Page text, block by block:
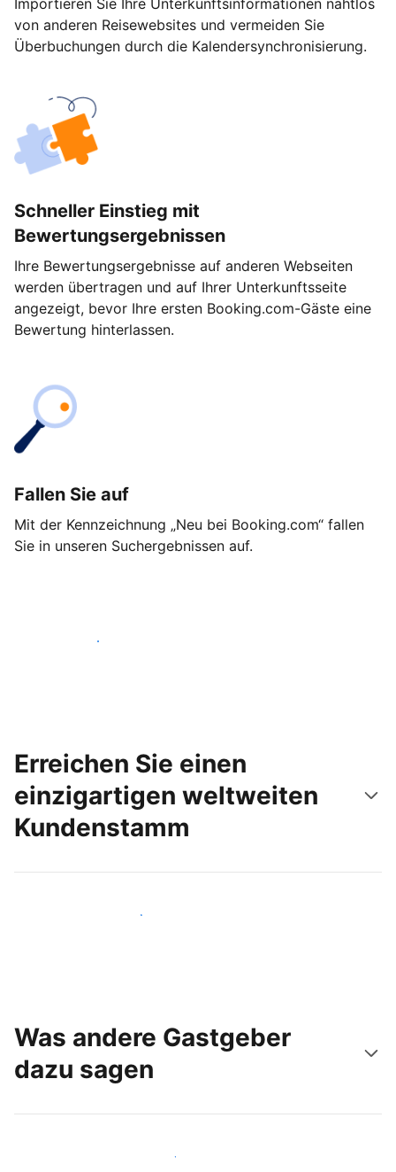
Importieren Sie Ihre Unterkunftsinformationen nahtlos
von anderen Reisewebsites und vermeiden Sie
Überbuchungen durch die Kalendersynchronisierung.
Schneller Einstieg mit
Bewertungsergebnissen
Ihre Bewertungsergebnisse auf anderen Webseiten
werden übertragen und auf Ihrer Unterkunftsseite
angezeigt, bevor Ihre ersten Booking.com-Gäste eine
Bewertung hinterlassen.
Fallen Sie auf
Mit der Kennzeichnung „Neu bei Booking.com“ fallen
Sie in unseren Suchergebnissen auf.
Noch heute loslegen
Erreichen Sie einen
einzigartigen weltweiten
Kundenstamm
Noch heute neue Gäste erreichen
Was andere Gastgeber
dazu sagen
Schließen Sie sich Gastgebern wie Ihnen an